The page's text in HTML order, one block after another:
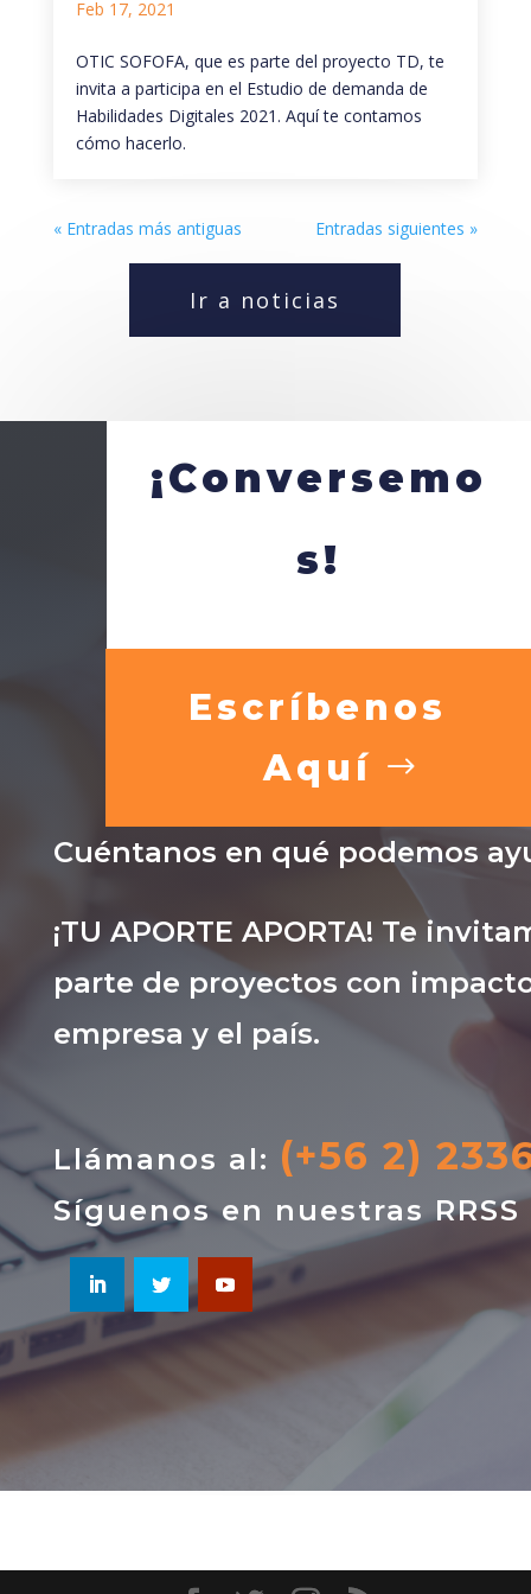
Feb 17, 2021
OTIC SOFOFA, que es parte del proyecto TD, te
invita a participa en el Estudio de demanda de
Habilidades Digitales 2021. Aquí te contamos
cómo hacerlo.
« Entradas más antiguas Entradas siguientes »
Ir a noticias
¡Conversemo
s!
Escríbenos
Aquí
Cuéntanos en qué podemos
¡TU APORTE APORTA! Te
parte de proyectos con
empresa y el país.
Llámanos al: (+56 2)
Síguenos en nuestras RRSS